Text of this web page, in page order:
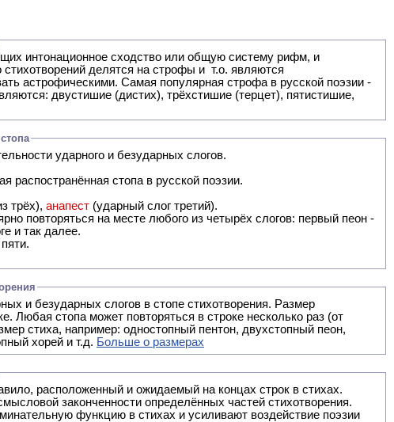
двустишие (дистих), трёхстишие (терцет), пятистишие,
ударного и безударных слогов.
распостранённая стопа в русской поэзии.
трёх), анапест (ударный слог третий).
повторяться на месте любого из четырёх слогов: первый пеон -
и так далее.
и безударных слогов в стопе стихотворения. Размер
Любая стопа может повторяться в строке несколько раз (от
стиха, например: одностопный пентон, двухстопный пеон,
хорей и т.д. Больше о размерах
и, как правило, расположенный и ожидаемый на концах строк в стихах.
законченности определённых частей стихотворения.
функцию в стихах и усиливают воздействие поэзии